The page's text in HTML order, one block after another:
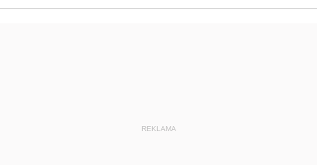
REKLAMA